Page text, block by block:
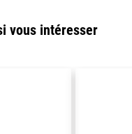
vous intéresser